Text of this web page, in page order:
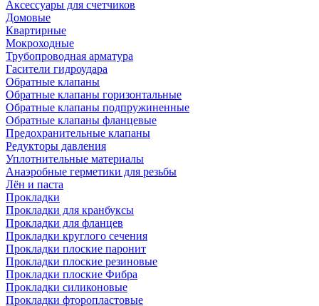
Аксессуары для счетчиков
Домовые
Квартирные
Мокроходные
Трубопроводная арматура
Гасители гидроудара
Обратные клапаны
Обратные клапаны горизонтальные
Обратные клапаны подпружиненные
Обратные клапаны фланцевые
Предохранительные клапаны
Редукторы давления
Уплотнительные материалы
Анаэробные герметики для резьбы
Лён и паста
Прокладки
Прокладки для кранбуксы
Прокладки для фланцев
Прокладки круглого сечения
Прокладки плоские паронит
Прокладки плоские резиновые
Прокладки плоские Фибра
Прокладки силиконовые
Прокладки фторопластовые